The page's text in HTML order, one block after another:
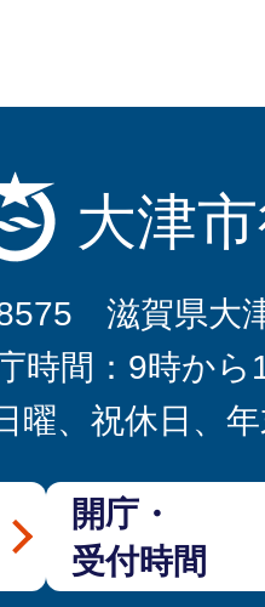
大津
滋賀県大
時間：9時から
曜、祝休日、
開庁・
受付時間